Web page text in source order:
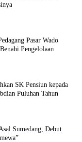
Pasar Wado
Pengelolaan
SK Pensiun kepada
Puluhan Tahun
Sumedang, Debut